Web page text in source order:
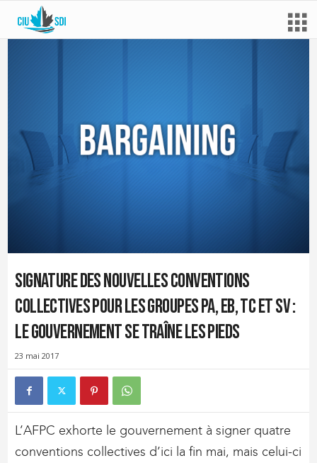
Signature des nouvelles conventions
collectives pour les groupes PA, EB, TC et SV :
le gouvernement se traîne les pieds
23 mai 2017
L’AFPC exhorte le gouvernement à signer quatre
conventions collectives d’ici la fin mai, mais celui-ci